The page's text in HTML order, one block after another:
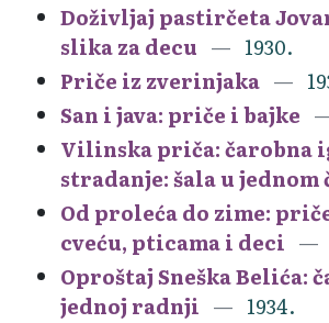
Doživljaj pastirčeta
slika za decu
1930.
Priče iz zverinjaka
San i java: priče i bajke
Vilinska priča: čarobna
stradanje: šala u jednom
Od proleća do zime:
cveću, pticama i deci
Oproštaj Sneška Belića:
jednoj radnji
1934.